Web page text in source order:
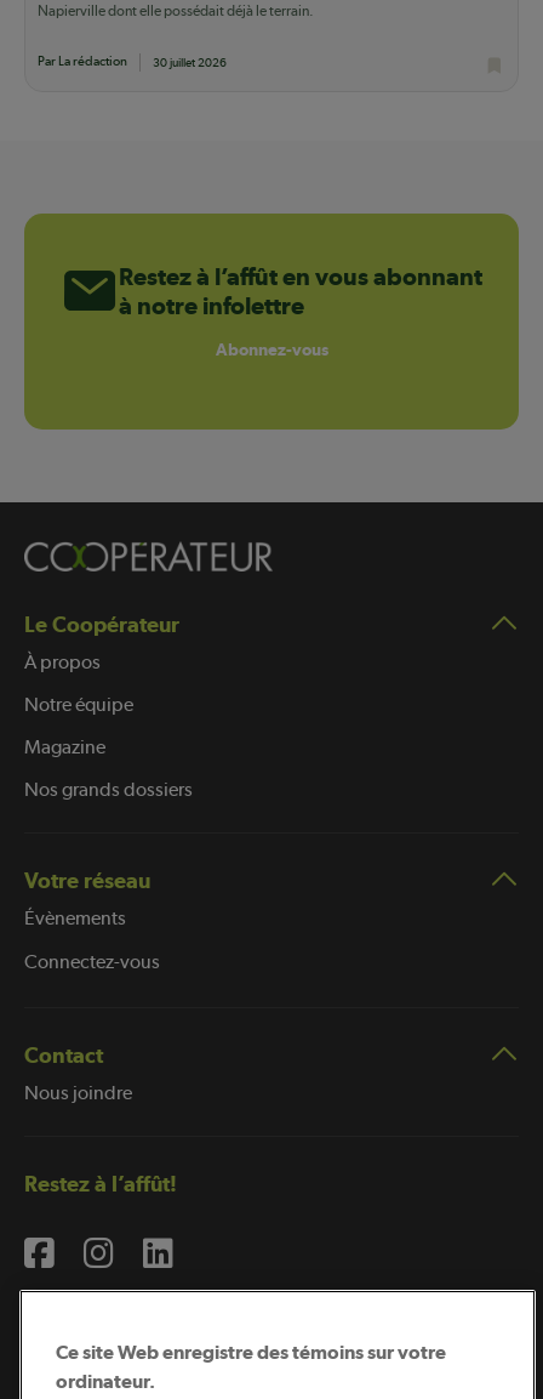
Napierville dont elle possédait déjà le terrain.
Par La rédaction 30 juillet 2026
Restez à l’affût en vous abonnant
à notre infolettre
Abonnez-vous
Le Coopérateur
À propos
Notre équipe
Magazine
Nos grands dossiers
Votre réseau
Évènements
Connectez-vous
Contact
Nous joindre
Restez à l’affût!
Ce site Web enregistre des témoins sur votre
ordinateur.